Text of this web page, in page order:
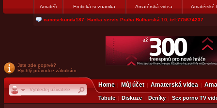
Amatéři Erotická seznamka Amatérská videa Amatérské
jjoseff: Najde se par, ktery nekdy přemýšlel o divákovi. Napiste
Jste zde poprvé?
Rychlý průvodce zákulisím
Home Můj účet Amaterská videa
Tabule Diskuze Deníky Sex porno TV